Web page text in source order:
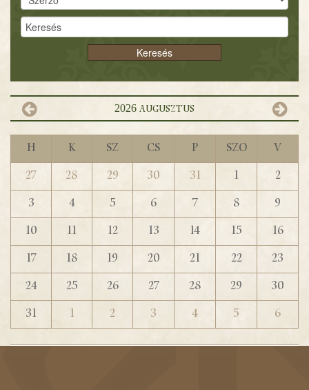
2026 augusztus
H K Sz Cs P Szo
V
27
28 29 30 31 1
2
3
4 5 6 7 8
9
10
11 12 13 14 15
16
17
18 19 20 21 22
23
24
25 26 27 28 29
30
31
1 2 3 4 5 6